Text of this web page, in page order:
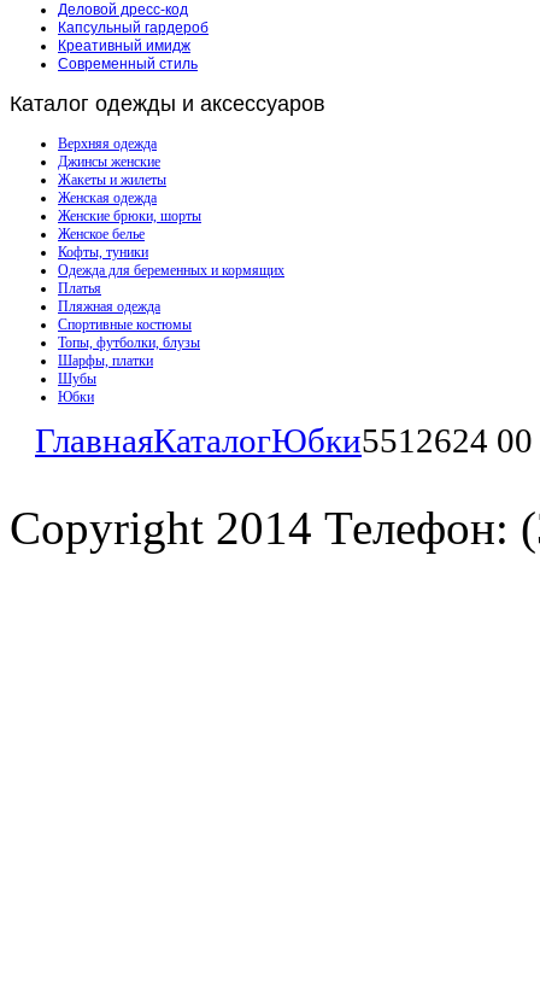
Деловой дресс-код
Капсульный гардероб
Креативный имидж
Современный стиль
Каталог одежды и аксессуаров
Верхняя одежда
Джинсы женские
Жакеты и жилеты
Женская одежда
Женские брюки, шорты
Женское белье
Кофты, туники
Одежда для беременных и кормящих
Платья
Пляжная одежда
Спортивные костюмы
Топы, футболки, блузы
Шарфы, платки
Шубы
Юбки
ГлавнаяКаталогЮбки5512624
Copyright 2014 Телефон: